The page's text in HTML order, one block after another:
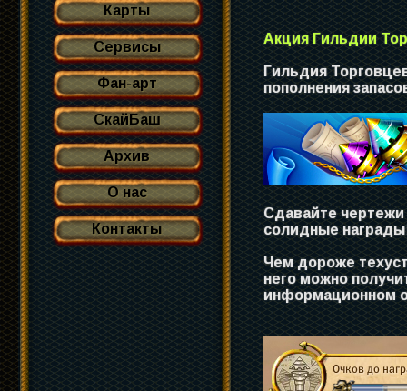
Карты
Сервисы
Фан-арт
СкайБаш
Архив
О нас
Контакты
Акция Гильдии
Гильдия
пополнения
Сдавайте чертежи
солидные
Чем дороже
него можно
информационном